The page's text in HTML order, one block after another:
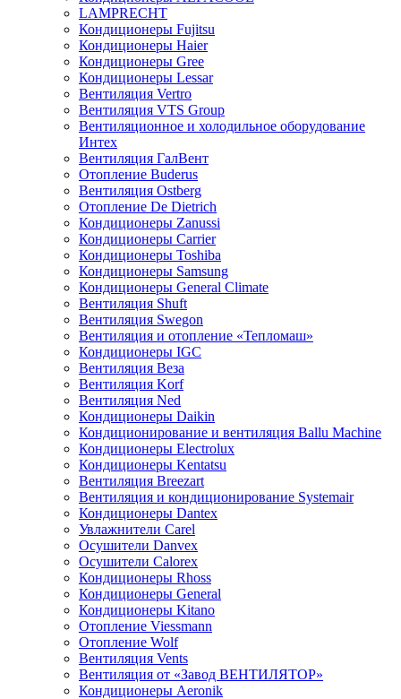
LAMPRECHT
Кондиционеры Fujitsu
Кондиционеры Haier
Кондиционеры Gree
Кондиционеры Lessar
Вентиляция Vertro
Вентиляция VTS Group
Вентиляционное и холодильное оборудование
Интех
Вентиляция ГалВент
Отопление Buderus
Вентиляция Ostberg
Отопление De Dietrich
Кондиционеры Zanussi
Кондиционеры Carrier
Кондиционеры Toshiba
Кондиционеры Samsung
Кондиционеры General Climate
Вентиляция Shuft
Вентиляция Swegon
Вентиляция и отопление «Тепломаш»
Кондиционеры IGC
Вентиляция Веза
Вентиляция Korf
Вентиляция Ned
Кондиционеры Daikin
Кондиционирование и вентиляция Ballu Machine
Кондиционеры Electrolux
Кондиционеры Kentatsu
Вентиляция Breezart
Вентиляция и кондиционирование Systemair
Кондиционеры Dantex
Увлажнители Carel
Осушители Danvex
Осушители Calorex
Кондиционеры Rhoss
Кондиционеры General
Кондиционеры Kitano
Отопление Viessmann
Отопление Wolf
Вентиляция Vents
Вентиляция от «Завод ВЕНТИЛЯТОР»
Кондиционеры Aeronik